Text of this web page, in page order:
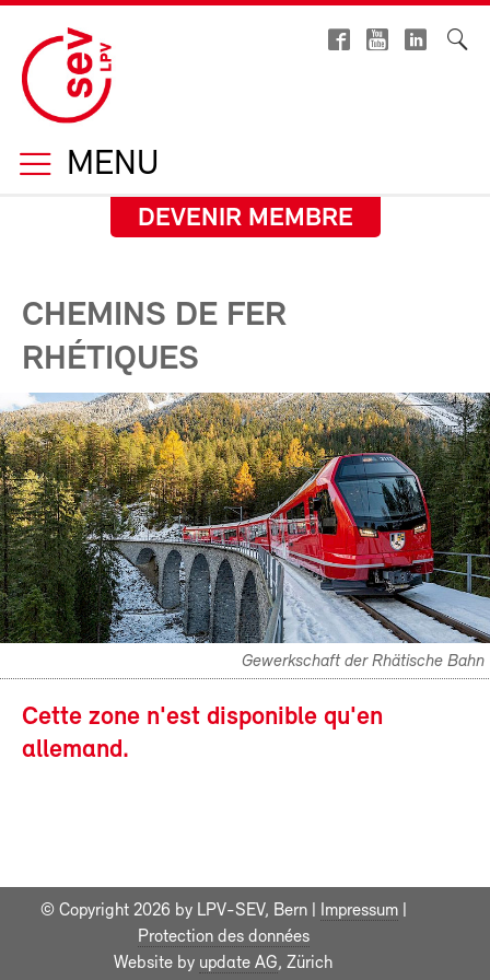
MENU
DEVENIR MEMBRE
CHEMINS DE FER
RHÉTIQUES
Gewerkschaft der Rhätische Bahn
Cette zone n'est disponible qu'en
allemand.
© Copyright 2026 by LPV-SEV, Bern | Impressum|
Protection des données
Website by update AG, Zürich